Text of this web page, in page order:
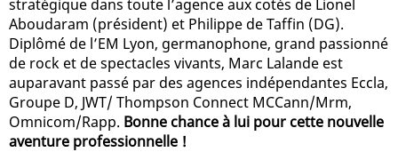
stratégique dans toute l’agence aux cotés de Lionel
Aboudaram (président) et Philippe de Taffin (DG).
Diplômé de l’EM Lyon, germanophone, grand passionné
de rock et de spectacles vivants, Marc Lalande est
auparavant passé par des agences indépendantes Eccla,
Groupe D, JWT/ Thompson Connect MCCann/Mrm,
Omnicom/Rapp. Bonne chance à lui pour cette nouvelle
aventure professionnelle !